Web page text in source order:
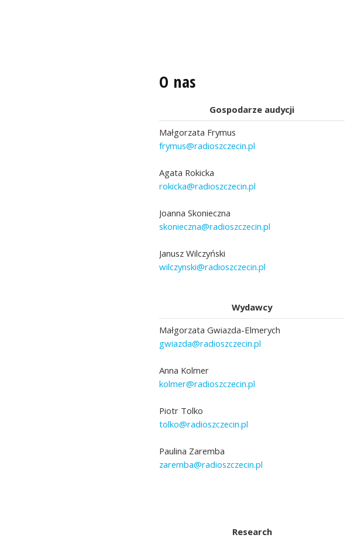
O nas
Gospodarze audycji
Małgorzata Frymus
frymus@radioszczecin.pl
Agata Rokicka
rokicka@radioszczecin.pl
Joanna Skonieczna
skonieczna@radioszczecin.pl
Janusz Wilczyński
wilczynski@radioszczecin.pl
Wydawcy
Małgorzata Gwiazda-Elmerych
gwiazda@radioszczecin.pl
Anna Kolmer
kolmer@radioszczecin.pl
Piotr Tolko
tolko@radioszczecin.pl
Paulina Zaremba
zaremba@radioszczecin.pl
Research